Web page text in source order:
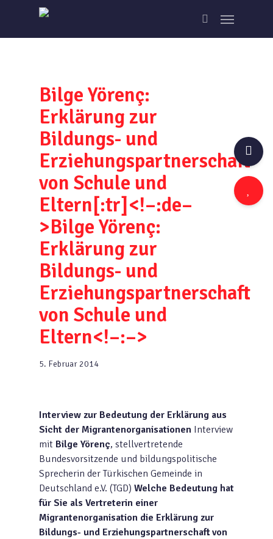
main
search
Menu
Bilge Yörenç:
Erklärung zur
Bildungs- und
Erziehungspartnerschaft
von Schule und
Eltern[:tr]<!–:de–
>Bilge Yörenç:
Erklärung zur
Bildungs- und
Erziehungspartnerschaft
von Schule und
Eltern<!–:–>
5. Februar 2014
Interview zur Bedeutung der Erklärung aus
Sicht der Migrantenorganisationen Interview
mit Bilge Yörenç, stellvertretende
Bundesvorsitzende und bildungspolitische
Sprecherin der Türkischen Gemeinde in
Deutschland e.V. (TGD) Welche Bedeutung hat
für Sie als Vertreterin einer
Migrantenorganisation die Erklärung zur
Bildungs- und Erziehungspartnerschaft von